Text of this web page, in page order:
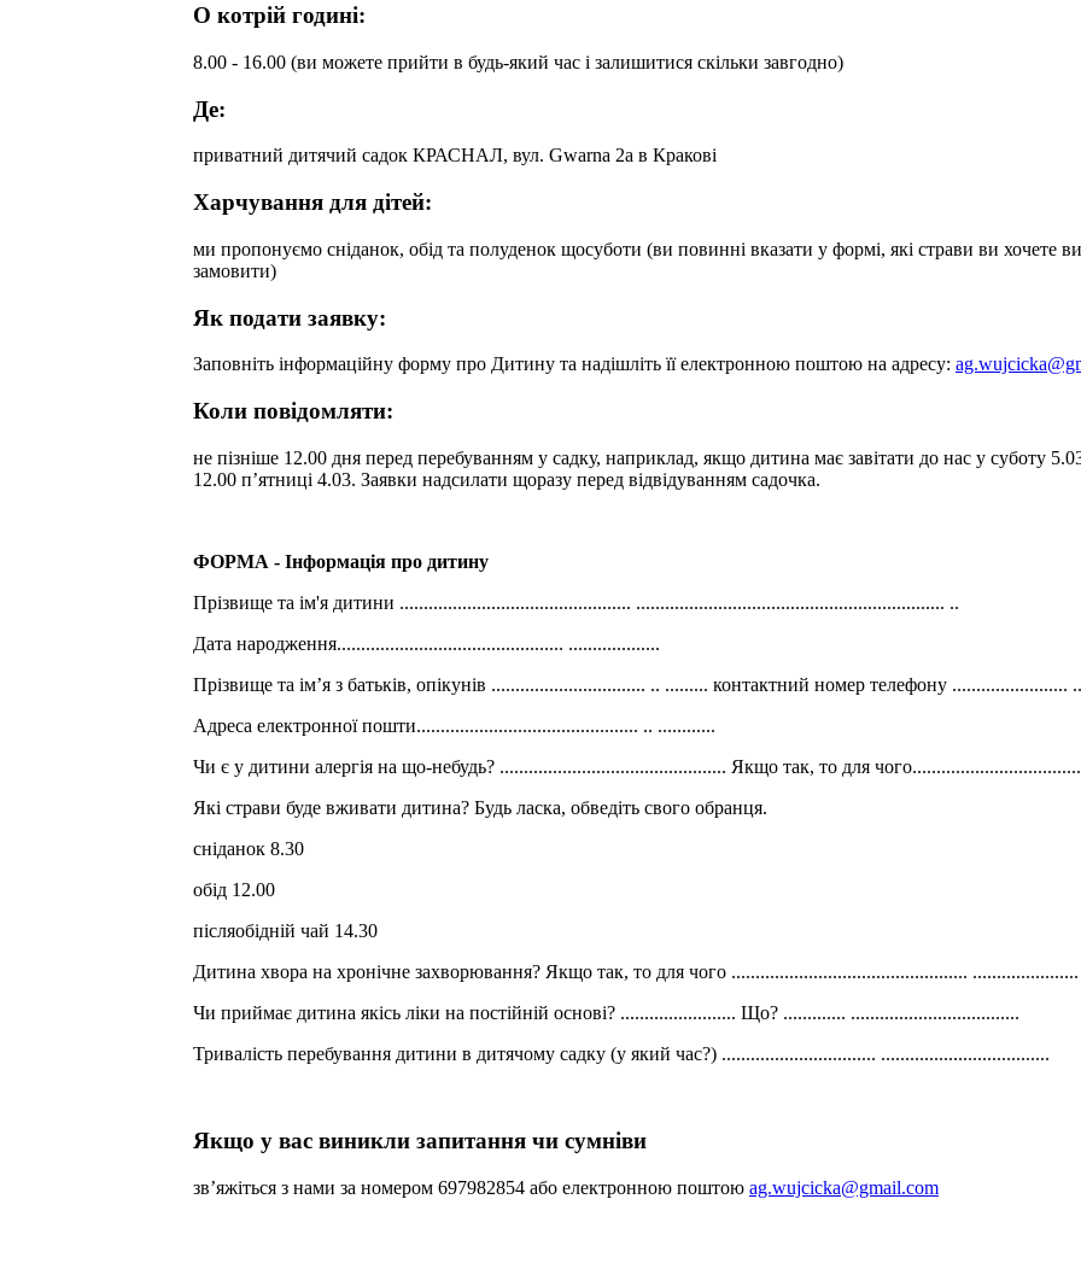
О котрій годині:
8.00 - 16.00 (ви можете прийти в будь-який час і залишитися скільки завгодно)
Де:
приватний дитячий садок КРАСНАЛ, вул. Gwarna 2a в Кракові
Харчування для дітей:
ми пропонуємо сніданок, обід та полуденок щосуботи (ви повинні вказати у формі, які страви ви хочете
замовити)
Як подати заявку:
Заповніть інформаційну форму про Дитину та надішліть її електронною поштою на адресу:
Коли повідомляти:
не пізніше 12.00 дня перед перебуванням у садку, наприклад, якщо дитина має завітати до нас у суботу
12.00 п’ятниці 4.03. Заявки надсилати щоразу перед відвідуванням садочка.
ФОРМА - Інформація про дитину
Прізвище та ім'я дитини ................................................ ................................................................ ..
Дата народження............................................... ...................
Прізвище та ім’я з батьків, опікунів ................................ .. ......... контактний номер телефону ........................
Адреса електронної пошти.............................................. .. ............
Чи є у дитини алергія на що-небудь? ............................................... Якщо так, то для
Які страви буде вживати дитина? Будь ласка, обведіть свого обранця.
сніданок 8.30
обід 12.00
післяобідній чай 14.30
Дитина хвора на хронічне захворювання? Якщо так, то для чого ................................................. ......................
Чи приймає дитина якісь ліки на постійній основі? ........................ Що? ............. ...................................
Тривалість перебування дитини в дитячому садку (у який час?) ................................ ...................................
Якщо у вас виникли запитання чи сумніви
зв’яжіться з нами за номером 697982854 або електронною поштою ag.wujcicka@gmail.com